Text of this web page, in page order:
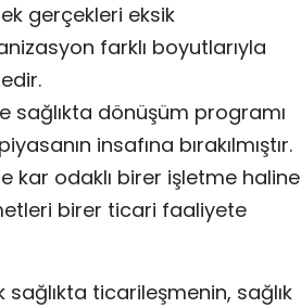
gerçekleri eksik
farklı boyutlarıyla
sağlıkta dönüşüm programı
insafına bırakılmıştır.
kar odaklı birer işletme haline
birer ticari faaliyete
ticarileşmenin, sağlık